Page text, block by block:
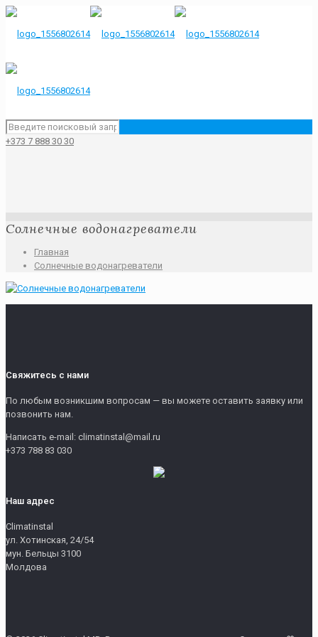
+373 7 888 30 30
Солнечные водонагреватели
Главная
Солнечные водонагреватели
Свяжитесь с нами
По любым возникшим вопросам — вы можете оставить заявку или
позвонить нам.
Написать e-mail: climatinstal@mail.ru
+373 788 83 030
Наш адрес
Climatinstal
ул. Хотинская, 24/54
мун. Бельцы 3100
Молдова